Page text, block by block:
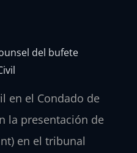
del bufete
en el Condado de
la presentación de
en el tribunal